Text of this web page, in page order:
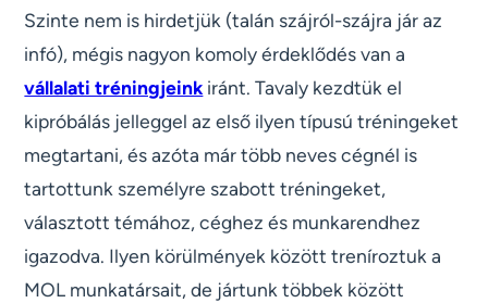
Szinte nem is hirdetjük (talán szájról-szájra jár az
infó), mégis nagyon komoly érdeklődés van a
vállalati tréningjeink iránt. Tavaly kezdtük el
kipróbálás jelleggel az első ilyen típusú tréningeket
megtartani, és azóta már több neves cégnél is
tartottunk személyre szabott tréningeket,
választott témához, céghez és munkarendhez
igazodva. Ilyen körülmények között treníroztuk a
MOL munkatársait, de jártunk többek között